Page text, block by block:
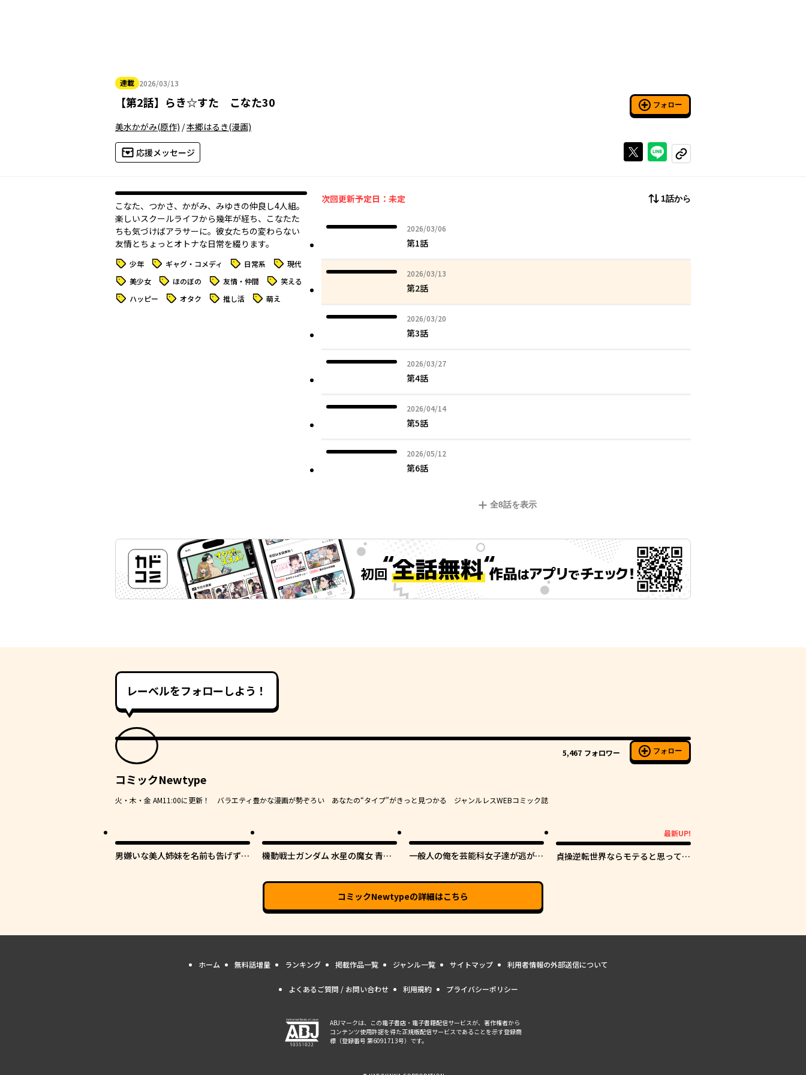
連載 2026/03/13
2026年03月13日
【第2話】 らき☆すた こなた30 フォロー
美水かがみ(原作) /本郷はるき(漫画)
応援メッセージ Xで投稿するラインでシェアする
コピーする
こなた、つかさ、かがみ、みゆきの仲良し4人組。
楽しいスクールライフから幾年が経ち、こなたた
ちも気づけばアラサーに。彼女たちの変わらない
友情とちょっとオトナな日常を綴ります。
タグ 少年 タグ ギャグ・コメディ タグ 日常系 タグ 現代
タグ 美少女 タグ ほのぼの タグ 友情・仲間 タグ 笑える
タグ ハッピー タグ オタク タグ 推し活 タグ 萌え
次回更新予定日：未定 1話から
2026/03/06
2026年03月06日
第1話
2026/03/13
2026年03月13日
第2話
2026/03/20
2026年03月20日
第3話
2026/03/27
2026年03月27日
第4話
2026/04/14
2026年04月14日
第5話
2026/05/12
2026年05月12日
第6話
全8話を表示
レーベルをフォローしよう！
5,467 フォロワー フォロー
コミックNewtype
火・木・金 AM11:00に更新！ バラエティ豊かな漫画が勢ぞろい あなたの“タイプ”がきっと見つかる ジャンルレスWEBコミック誌
男嫌いな美人姉妹を名前も告げずに
機動戦士ガンダム 水星の魔女 青春
一般人の俺を芸能科女子達が逃がし
最新UP!
貞操逆転世界ならモテると思ってい
コミックNewtypeの詳細はこちら
ホーム 無料話増量 ランキング 掲載作品一覧 ジャンル一覧 サイトマップ 利用者情報の外部送信について
よくあるご質問 / お問い合わせ 利用規約 プライバシーポリシー
ABJマークは、この電子書店・電子書籍配信サービスが、著作権者から
コンテンツ使用許諾を得た正規版配信サービスであることを示す登録商
標（登録番号 第6091713号）です。